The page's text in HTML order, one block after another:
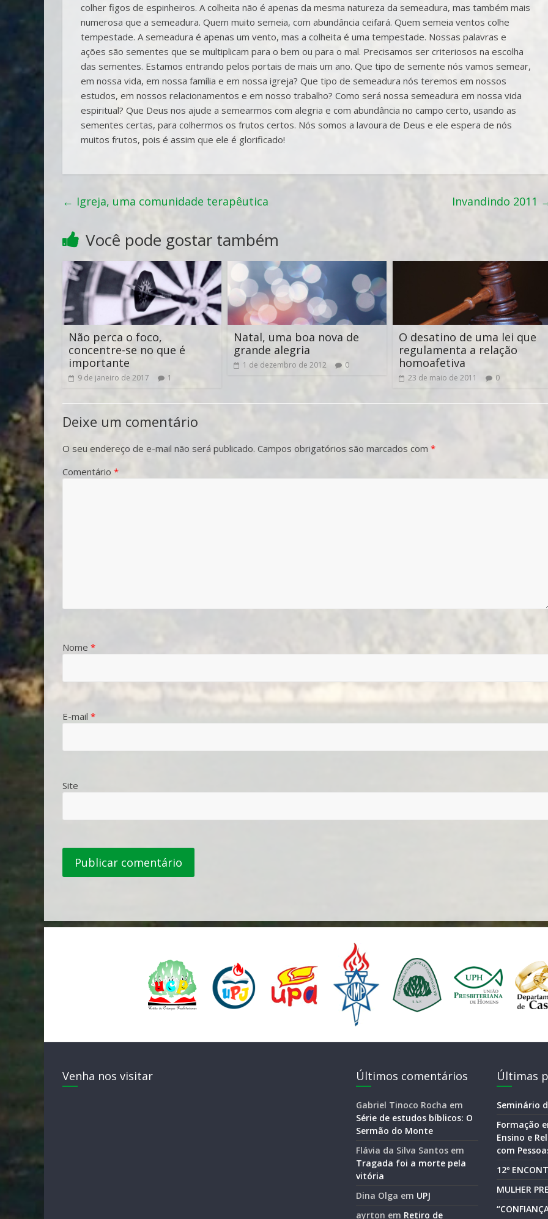
colher figos de espinheiros. A colheita não é apenas da mesma natureza da semeadura, mas também mais
numerosa que a semeadura. Quem muito semeia, com abundância ceifará. Quem semeia ventos colhe
tempestade. A semeadura é apenas um vento, mas a colheita é uma tempestade. Nossas palavras e
ações são sementes que se multiplicam para o bem ou para o mal. Precisamos ser criteriosos na escolha
das sementes. Estamos entrando pelos portais de mais um ano. Que tipo de semente nós vamos semear,
em nossa vida, em nossa família e em nossa igreja? Que tipo de semeadura nós teremos em nossos
estudos, em nossos relacionamentos e em nosso trabalho? Como será nossa semeadura em nossa vida
espiritual? Que Deus nos ajude a semearmos com alegria e com abundância no campo certo, usando as
sementes certas, para colhermos os frutos certos. Nós somos a lavoura de Deus e ele espera de nós
muitos frutos, pois é assim que ele é glorificado!
← Igreja, uma comunidade terapêutica Invandindo 2011
Você pode gostar também
Não perca o foco,
concentre-se no que é
importante
9 de janeiro de 2017 1
Natal, uma boa nova de
grande alegria
1 de dezembro de 2012 0
O desatino de uma lei que
regulamenta a relação
homoafetiva
23 de maio de 2011 0
Deixe um comentário
O seu endereço de e-mail não será publicado. Campos obrigatórios são marcados com *
Comentário *
Nome *
E-mail *
Site
Venha nos visitar Últimos comentários
Gabriel Tinoco Rocha em
Série de estudos bíblicos: O
Sermão do Monte
Flávia da Silva Santos em
Tragada foi a morte pela
vitória
Dina Olga em UPJ
ayrton em Retiro de
Últimas
Seminário
Formação
Ensino e
com
12º
MULHER